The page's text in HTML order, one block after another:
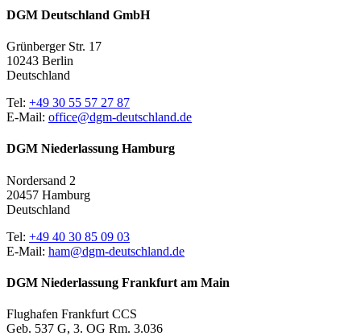
DGM Deutschland GmbH
Grünberger Str. 17
10243 Berlin
Deutschland
Tel: +49 30 55 57 27 87
E-Mail: office@dgm-deutschland.de
DGM Niederlassung Hamburg
Nordersand 2
20457 Hamburg
Deutschland
Tel: +49 40 30 85 09 03
E-Mail: ham@dgm-deutschland.de
DGM Niederlassung Frankfurt am Main
Flughafen Frankfurt CCS
Geb. 537 G, 3. OG Rm. 3.036